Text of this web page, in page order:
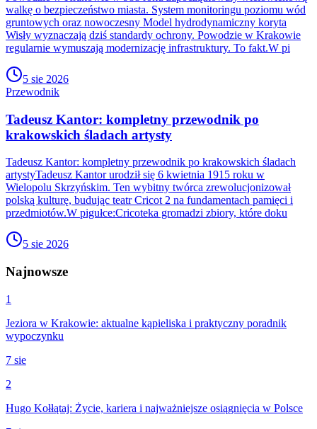
walkę o bezpieczeństwo miasta. System monitoringu poziomu wód
gruntowych oraz nowoczesny Model hydrodynamiczny koryta
Wisły wyznaczają dziś standardy ochrony. Powodzie w Krakowie
regularnie wymuszają modernizację infrastruktury. To fakt.W pi
5 sie 2026
Przewodnik
Tadeusz Kantor: kompletny przewodnik po
krakowskich śladach artysty
Tadeusz Kantor: kompletny przewodnik po krakowskich śladach
artystyTadeusz Kantor urodził się 6 kwietnia 1915 roku w
Wielopolu Skrzyńskim. Ten wybitny twórca zrewolucjonizował
polską kulturę, budując teatr Cricot 2 na fundamentach pamięci i
przedmiotów.W pigułce:Cricoteka gromadzi zbiory, które doku
5 sie 2026
Najnowsze
1
Jeziora w Krakowie: aktualne kąpieliska i praktyczny poradnik
wypoczynku
7 sie
2
Hugo Kołłątaj: Życie, kariera i najważniejsze osiągnięcia w Polsce